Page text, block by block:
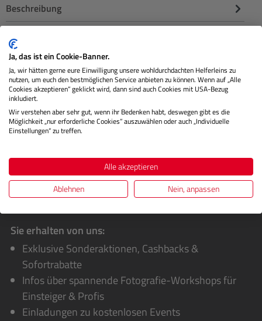
Beschreibung
Das nachhaltige FineArt Inkjet Papier besteht aus
Hanffasern, einer der ältesten und vielseitigsten
Naturfasern der Welt. Di…Mehr
Herstellerinformationen
Bewertungen
Sie erhalten von uns:
Exklusive Sonderaktionen, Cashbacks &
Sofortrabatte
Infos über spannende Fotografie-Workshops für
Einsteiger & Profis
Einladungen zu kostenlosen Events
Ja, das ist ein Cookie-Banner.
Ja, wir hätten gerne eure Einwilligung unsere wohldurchdachten Helferleins zu
nutzen, um euch den bestmöglichen Service anbieten zu können. Wenn auf „Alle
Cookies akzeptieren“ geklickt wird, dann sind auch Cookies mit USA-Bezug
inkludiert.
Wir verstehen aber sehr gut, wenn ihr Bedenken habt, deswegen gibt es die
Möglichkeit „nur erforderliche Cookies“ auszuwählen oder auch „Individuelle
Einstellungen“ zu treffen.
Alle akzeptieren
Ablehnen
Nein, anpassen